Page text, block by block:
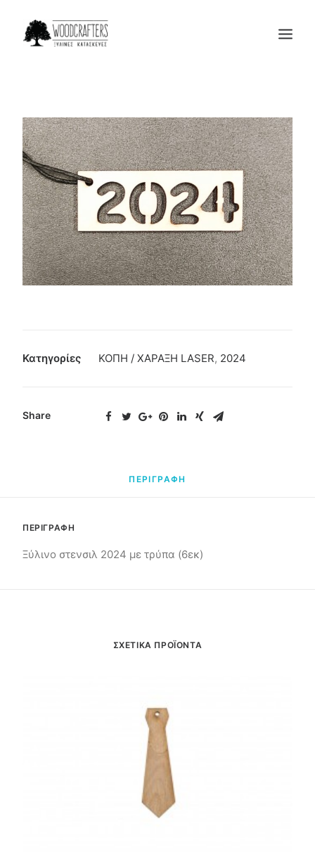
ΠΡΟΙΟΝΤΑ
ΜΑΣ ΕΜΠΙΣΤΕΥΟΝΤΑΙ
BLOG
ΕΠΙΚΟΙΝΩΝΙΑ
SEARCH
CART
Κατηγορίες ΚΟΠΗ / ΧΑΡΑΞΗ LASER, 2024
Share
ΠΕΡΙΓΡΑΦΗ
ΠΕΡΙΓΡΑΦΗ
Ξύλινο στενσιλ 2024 με τρύπα (6εκ)
ΣΧΕΤΙΚΑ ΠΡΟΪΟΝΤΑ